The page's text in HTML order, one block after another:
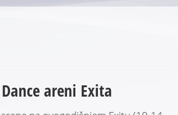
areni Exita